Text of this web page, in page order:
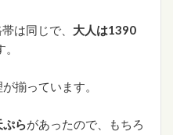
は同じで、 大人は1390
揃っています。
らがあったので、もちろ